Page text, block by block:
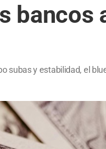
bancos
y estabilidad, el